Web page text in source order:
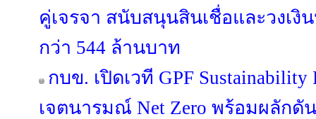
คู่เจรจา สนับสนุนสินเชื่อและวงเงิ
กว่า 544 ล้านบาท
กบข. เปิดเวที GPF Sustainability
เจตนารมณ์ Net Zero พร้อมผลักดั